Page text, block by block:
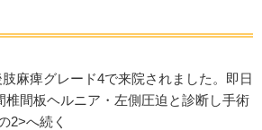
麻痺グレード4で来院されました。即日
椎間板ヘルニア・左側圧迫と診断し手術
2>へ続く